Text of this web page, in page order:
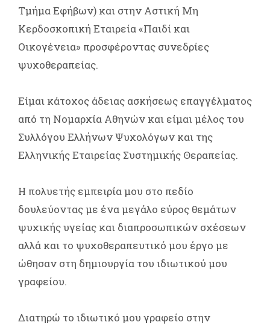
Τμήμα Εφήβων) και στην Αστική Μη
Κερδοσκοπική Εταιρεία «Παιδί και
Οικογένεια» προσφέροντας συνεδρίες
ψυχοθεραπείας.
Είμαι κάτοχος άδειας ασκήσεως επαγγέλματος
από τη Νομαρχία Αθηνών και είμαι μέλος του
Συλλόγου Ελλήνων Ψυχολόγων και της
Ελληνικής Εταιρείας Συστημικής Θεραπείας.
Η πολυετής εμπειρία μου στο πεδίο
δουλεύοντας με ένα μεγάλο εύρος θεμάτων
ψυχικής υγείας και διαπροσωπικών σχέσεων
αλλά και το ψυχοθεραπευτικό μου έργο με
ώθησαν στη δημιουργία του ιδιωτικού μου
γραφείου.
Διατηρώ το ιδιωτικό μου γραφείο στην